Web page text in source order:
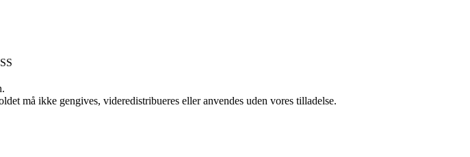
må ikke gengives, videredistribueres eller anvendes uden vores tilladelse.